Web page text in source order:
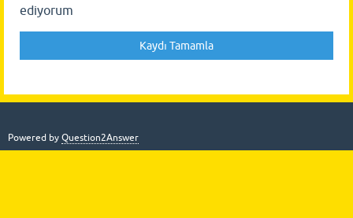
ediyorum
Powered by Question2Answer